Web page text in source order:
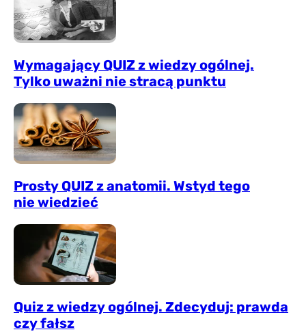
Wymagający QUIZ z wiedzy ogólnej.
Tylko uważni nie stracą punktu
Prosty QUIZ z anatomii. Wstyd tego
nie wiedzieć
Quiz z wiedzy ogólnej. Zdecyduj: prawda
czy fałsz